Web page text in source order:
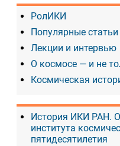
РолИКИ
Популярные статьи
Лекции и интервью
О космосе — и не
Космическая
История ИКИ РАН.
института
пятидесятилетия